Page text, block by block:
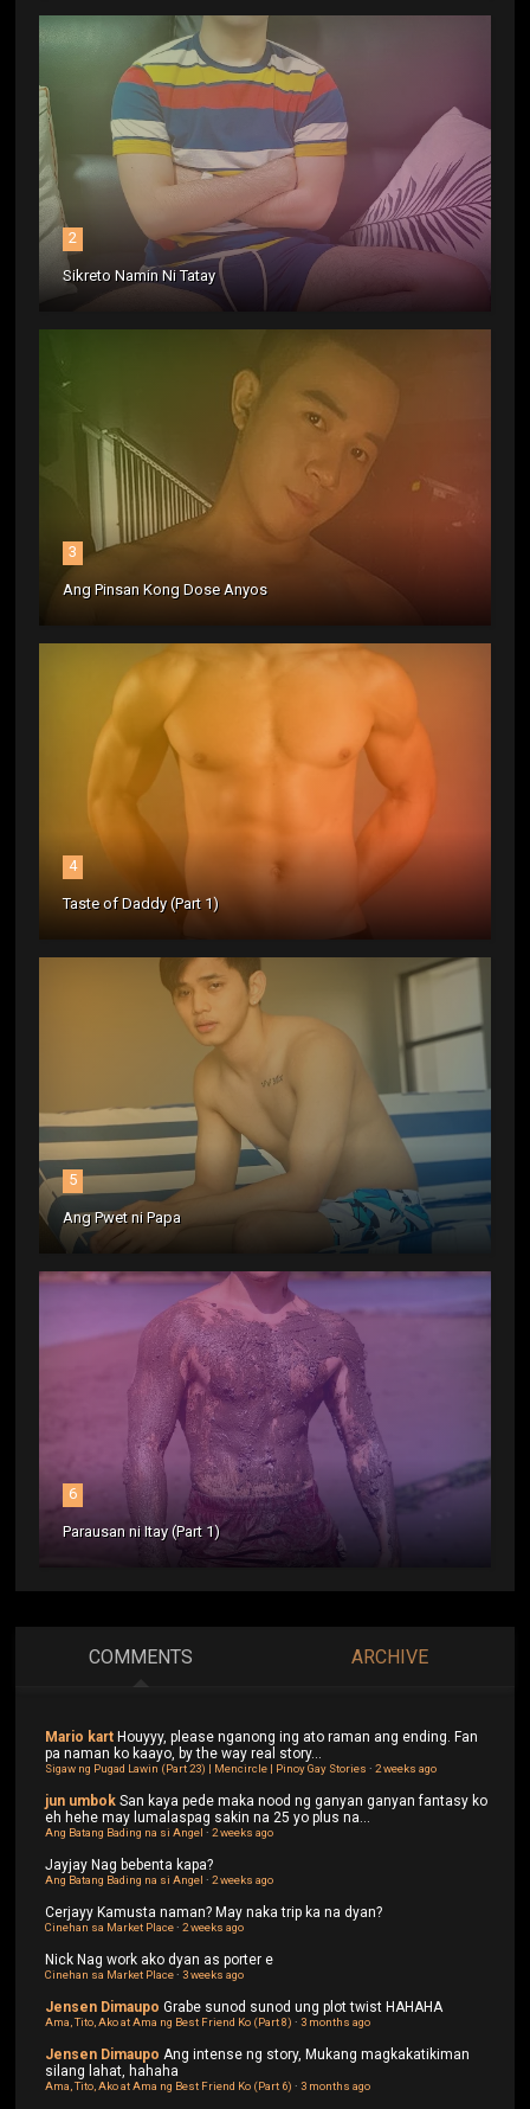
2
Sikreto Namin Ni Tatay
3
Ang Pinsan Kong Dose Anyos
4
Taste of Daddy (Part 1)
5
Ang Pwet ni Papa
6
Parausan ni Itay (Part 1)
COMMENTS ARCHIVE
Mario kart Houyyy, please nganong ing ato raman ang ending. Fan
pa naman ko kaayo, by the way real story...
Sigaw ng Pugad Lawin (Part 23) | Mencircle | Pinoy Gay Stories ·2 weeks ago
jun umbok San kaya pede maka nood ng ganyan ganyan fantasy ko
eh hehe may lumalaspag sakin na 25 yo plus na...
Ang Batang Bading na si Angel ·2 weeks ago
Jayjay Nag bebenta kapa?
Ang Batang Bading na si Angel ·2 weeks ago
Cerjayy Kamusta naman? May naka trip ka na dyan?
Cinehan sa Market Place·2 weeks ago
Nick Nag work ako dyan as porter e
Cinehan sa Market Place·3 weeks ago
Jensen Dimaupo Grabe sunod sunod ung plot twist HAHAHA
Ama, Tito, Ako at Ama ng Best Friend Ko (Part 8) ·3 months ago
Jensen Dimaupo Ang intense ng story, Mukang magkakatikiman
silang lahat, hahaha
Ama, Tito, Ako at Ama ng Best Friend Ko (Part 6) ·3 months ago